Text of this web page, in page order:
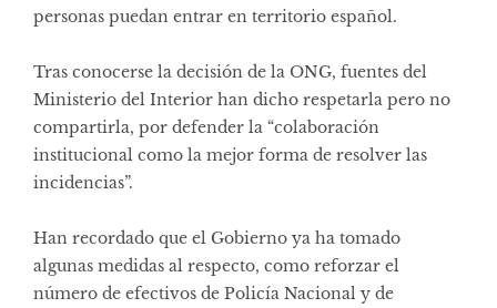
personas puedan entrar en territorio español.
Tras conocerse la decisión de la ONG, fuentes del
Ministerio del Interior han dicho respetarla pero no
compartirla, por defender la “colaboración
institucional como la mejor forma de resolver las
incidencias”.
Han recordado que el Gobierno ya ha tomado
algunas medidas al respecto, como reforzar el
número de efectivos de Policía Nacional y de